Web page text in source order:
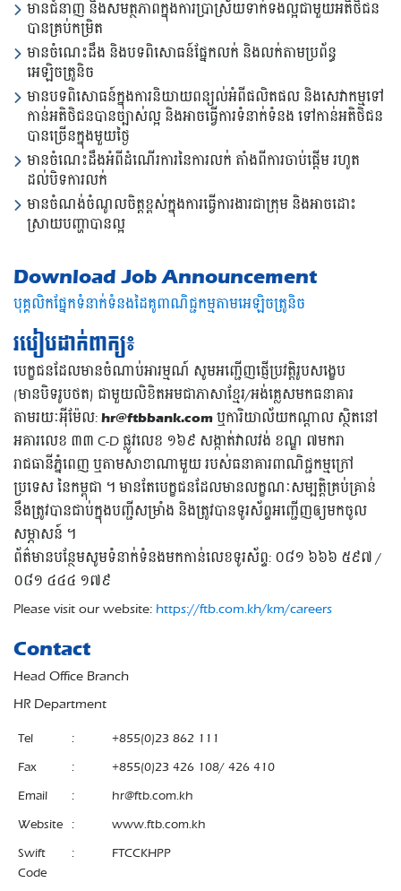
មានជំនាញ និងសមត្ថភាពក្នុងការប្រាស្រ័យទាក់ទងល្អជាមួយអតិថិជន
បានគ្រប់កម្រិត
មានចំណេះដឹង និងបទពិសោធន៍ផ្នែកលក់ និងលក់តាមប្រព័ន្ធ
អេឡិចត្រូនិច
មានបទពិសោធន៍ក្នុងការនិយាយពន្យល់អំពីផលិតផល និងសេវាកម្មទៅ
កាន់អតិថិជនបានច្បាស់ល្អ និងអាចធ្វើការទំនាក់ទំនង ទៅកាន់អតិថិជន
បានច្រើនក្នុងមួយថ្ងៃ
មានចំណេះដឹងអំពីដំណើរការនៃការលក់ តាំងពីការចាប់ផ្តើម រហូត
ដល់បិទការលក់
មានចំណង់ចំណូលចិត្តខ្ពស់ក្នុងការធ្វើការងារជាក្រុម និងអាចដោះ
ស្រាយបញ្ហាបានល្អ
Download Job Announcement
បុគ្គលិកផ្នែកទំនាក់ទំនងដៃគូពាណិជ្ជកម្មតាមអេឡិចត្រូនិច
របៀបដាក់ពាក្យ៖
បេក្ខជនដែលមានចំណាប់អារម្មណ៍ សូមអញ្ជើញផ្ញើប្រវត្តិរូបសង្ខេប
(មានបិទរូបថត) ជាមួយលិខិតអមជាភាសាខ្មែរ/អង់គ្លេសមកធនាគារ
តាមរយៈអុីម៉ែល: hr@ftbbank.com ឬការិយាល័យកណ្តាល ស្ថិតនៅ
អគារលេខ ៣៣ C-D ផ្លូវលេខ ១៦៩ សង្កាត់វាលវង់ ខណ្ឌ ៧មករា
រាជធានីភ្នំពេញ ឬតាមសាខាណាមួយ របស់ធនាគារពាណិជ្ជកម្មក្រៅ
ប្រទេស នៃកម្ពុជា ។ មានតែបេក្ខជនដែលមានលក្ខណៈសម្បត្តិគ្រប់គ្រាន់
នឹងត្រូវបានជាប់ក្នុងបញ្ជីសម្រាំង និងត្រូវបានទូរស័ព្ទអញ្ជើញឲ្យមកចូល
សម្ភាសន៍ ។
ព័ត៌មានបន្ថែមសូមទំនាក់ទំនងមកកាន់លេខទូរស័ព្ទ: ០៨១ ៦៦៦ ៥៩៧ /
០៨១ ៤៤៤ ១៧៩
Please visit our website: https://ftb.com.kh/km/careers
Contact
Head Office Branch
HR Department
Tel :
+855(0)23 862 111
Fax
:
+855(0)23 426 108/ 426 410
Email
:
hr@ftb.com.kh
Website :
www.ftb.com.kh
Swift
Code
: FTCCKHPP